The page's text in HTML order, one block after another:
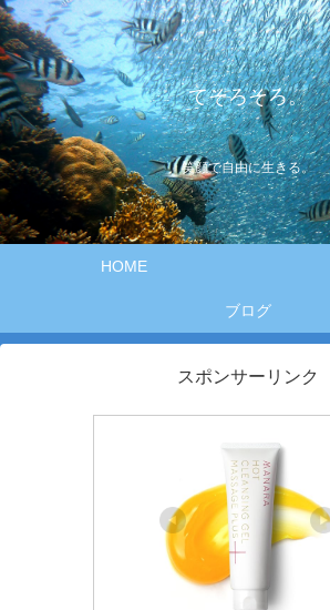
てそろそろ。
笑顔で自由に生きる。
HOME
ブログ
スポンサーリンク